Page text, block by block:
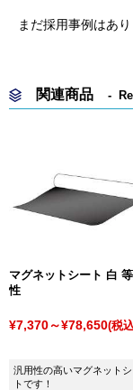
まだ採用事例はあり
関連商品
マグネットシート 白
性
¥7,370～¥78,650(税
汎用性の高いマグネットシ
トです！